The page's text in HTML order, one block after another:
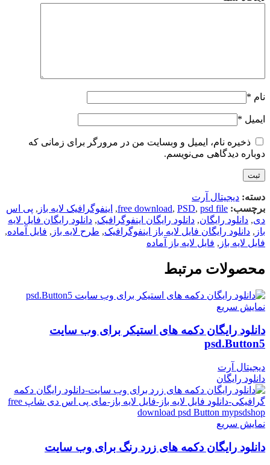
نام *
ایمیل *
ذخیره نام، ایمیل و وبسایت من در مرورگر برای زمانی که
دوباره دیدگاهی می‌نویسم.
دسته: دیجیتال آرت
برچسب:
free download, PSD, psd file
, اینفوگرافیک لایه باز , پی اس
دی, دانلود رایگان, دانلود رایگان اینفوگرافیک, دانلود رایگان فایل لایه
باز , دانلود رایگان فایل لایه باز اینفوگرافیک, طرح لایه باز , فایل آماده,
فایل لایه باز , فایل لایه باز آماده
محصولات مرتبط
نمایش سریع
دانلود رایگان دکمه های استیکر برای وب سایت
psd.Button5
دیجیتال آرت
دانلود رایگان
نمایش سریع
دانلود رایگان دکمه های زرد رنگ برای وب سایت